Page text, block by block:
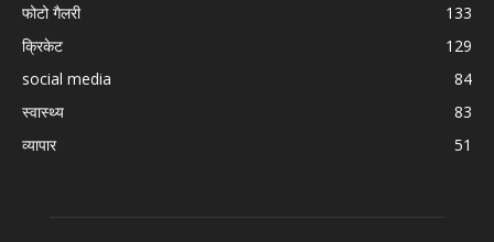
फोटो गैलरी
133
क्रिकेट
129
social media
84
स्वास्थ्य
83
व्यापार
51